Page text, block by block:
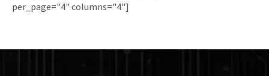
per_page="4" columns="4"]